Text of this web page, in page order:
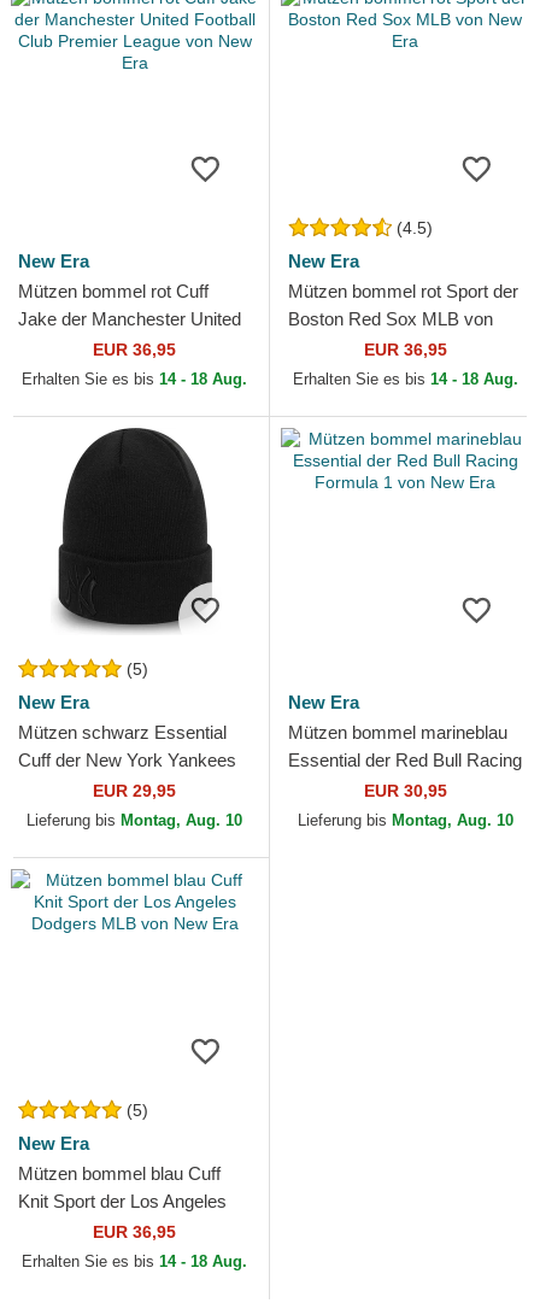
New Era
Mützen bommel rot Cuff
Jake der Manchester United
Football Club Premier League
von New Era
EUR 36,95
Erhalten Sie es bis 14 - 18 Aug.
(4.5)
New Era
Mützen bommel rot Sport der
Boston Red Sox MLB von
EUR 36,95
Erhalten Sie es bis 14 - 18 Aug.
(5)
New Era
Mützen schwarz Essential
Cuff der New York Yankees
MLB von New Era
EUR 29,95
Lieferung bis Montag, Aug. 10
New Era
Mützen bommel marineblau
Essential der Red Bull Racing
Formula 1 von New Era
EUR 30,95
Lieferung bis Montag, Aug. 10
(5)
New Era
Mützen bommel blau Cuff
Knit Sport der Los Angeles
Dodgers MLB von New Era
EUR 36,95
Erhalten Sie es bis 14 - 18 Aug.